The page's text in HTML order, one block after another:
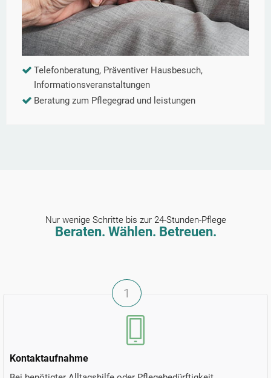
Telefonberatung, Präventiver Hausbesuch,
Informationsveranstaltungen
Beratung zum Pflegegrad und leistungen
Nur wenige Schritte bis zur 24-Stunden-Pflege
Beraten. Wählen. Betreuen.
Kontaktaufnahme
1